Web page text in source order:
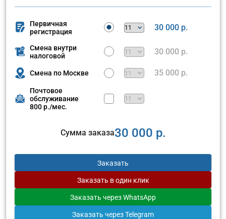
Первичная
регистрация
30 000 р.
Смена внутри
налоговой
30 000 р.
Смена по Москве 35 000 р.
Почтовое
обслуживание
800 р./мес.
Сумма заказа30 000 р.
Заказать
Заказать в один клик
Заказать через WhatsApp
Заказать через Telegram